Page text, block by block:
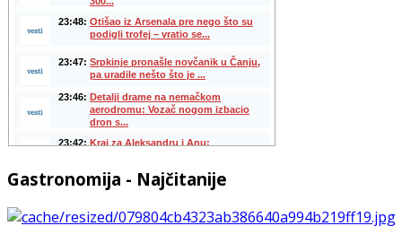
Gastronomija - Najčitanije